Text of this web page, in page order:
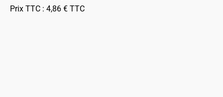
Prix TTC : 4,86 € TTC